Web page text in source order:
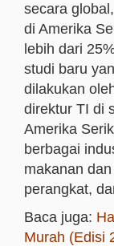
secara
di Amerika
lebih dari
studi baru
dilakukan
direktur TI di
Amerika
berbagai
makanan
perangkat,
Baca juga:
Murah (Edisi